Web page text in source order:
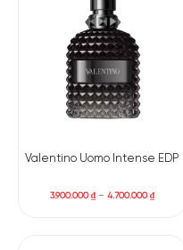
Valentino Uomo Intense EDP
3.900.000₫– 4.700.000₫